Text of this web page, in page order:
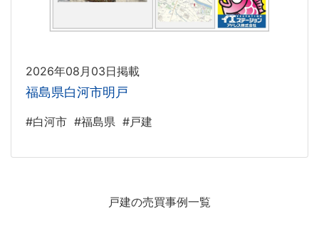
2026年08月03日掲載
福島県白河市明戸
#白河市 #福島県 #戸建
戸建の売買事例一覧